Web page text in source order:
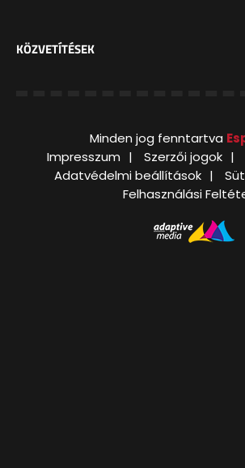
KÖZVETÍTÉSEK
Minden jog fenntartva
Impresszum
Szerzői jogok
Adatvédelmi beállítások
Felhasználási